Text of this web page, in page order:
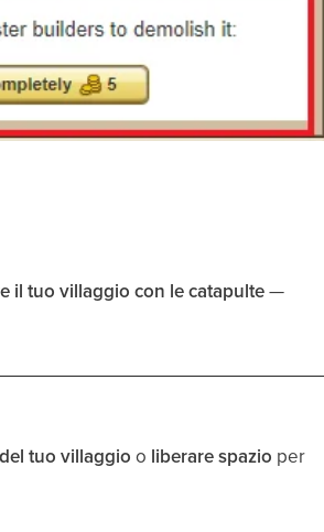
il tuo villaggio con le catapulte—
tuo villaggio o liberare spazio per